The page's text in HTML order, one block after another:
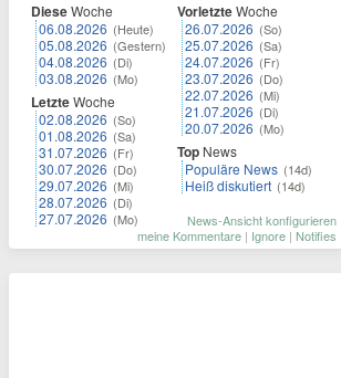
DieseWoche
06.08.2026 (Heute)
05.08.2026 (Gestern)
04.08.2026 (Di)
03.08.2026 (Mo)
LetzteWoche
02.08.2026 (So)
01.08.2026 (Sa)
31.07.2026 (Fr)
30.07.2026 (Do)
29.07.2026 (Mi)
28.07.2026 (Di)
27.07.2026 (Mo)
VorletzteWoche
26.07.2026 (So)
25.07.2026 (Sa)
24.07.2026 (Fr)
23.07.2026 (Do)
22.07.2026 (Mi)
21.07.2026 (Di)
20.07.2026 (Mo)
Top News
Populäre News (14d)
Heiß diskutiert (14d)
News-Ansicht konfigurieren
meine Kommentare | Ignore | Notifies